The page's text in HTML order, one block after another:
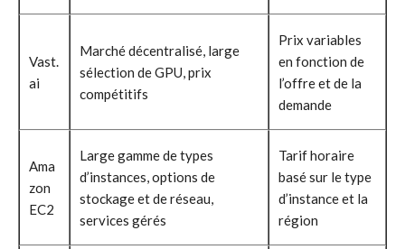
Vast.
ai
Marché décentralisé, large
sélection de GPU, prix
compétitifs
Prix variables
en fonction de
l’offre et de la
demande
Ama
zon
EC2
Large gamme de types
d’instances, options de
stockage et de réseau,
services gérés
Tarif horaire
basé sur le type
d’instance et la
région